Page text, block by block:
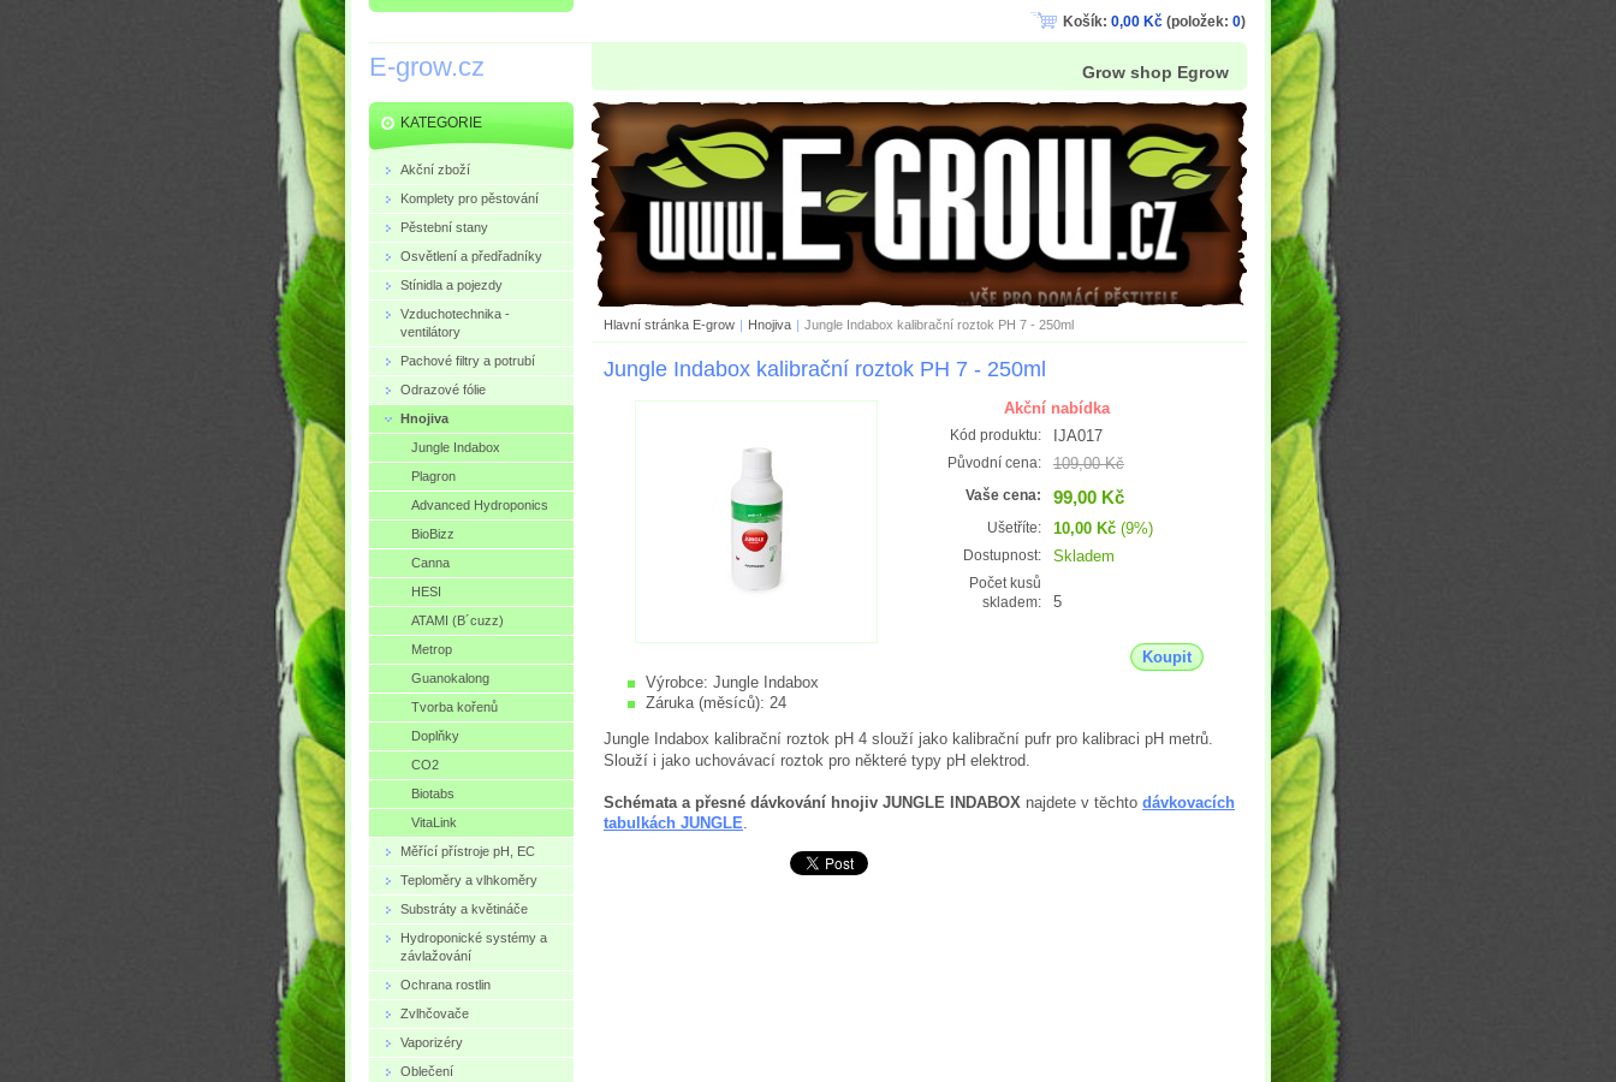
E-grow.cz Grow shop Egrow
Hlavní stránka E-grow | Hnojiva | Jungle Indabox kalibrační roztok PH 7 - 250ml
Jungle Indabox kalibrační roztok PH 7 - 250ml
Výrobce: Jungle Indabox
Záruka (měsíců): 24
Akční nabídka
Kód produktu: IJA017
Původní cena: 109,00 Kč
Vaše cena: 99,00 Kč
Ušetříte: 10,00 Kč (9%)
Dostupnost: Skladem
Počet kusů
skladem:
5
Koupit
Jungle Indabox kalibrační roztok pH 4 slouží jako kalibrační pufr pro kalibraci pH metrů.
Slouží i jako uchovávací roztok pro některé typy pH elektrod.
Schémata a přesné dávkování hnojiv JUNGLE INDABOX najdete v těchto dávkovacích
tabulkách JUNGLE
KATEGORIE
Akční zboží
Komplety pro pěstování
Pěstební stany
Osvětlení a předřadníky
Stínidla a pojezdy
Vzduchotechnika -
ventilátory
Pachové filtry a potrubí
Odrazové fólie
Hnojiva
Jungle Indabox
Plagron
Advanced Hydroponics
BioBizz
Canna
HESI
ATAMI (B´cuzz)
Metrop
Guanokalong
Tvorba kořenů
Doplňky
CO2
Biotabs
VitaLink
Měřící přístroje pH, EC
Teploměry a vlhkoměry
Substráty a květináče
Hydroponické systémy a
závlažování
Ochrana rostlin
Zvlhčovače
Vaporizéry
Oblečení
Košík: 0,00 Kč (položek: 0)